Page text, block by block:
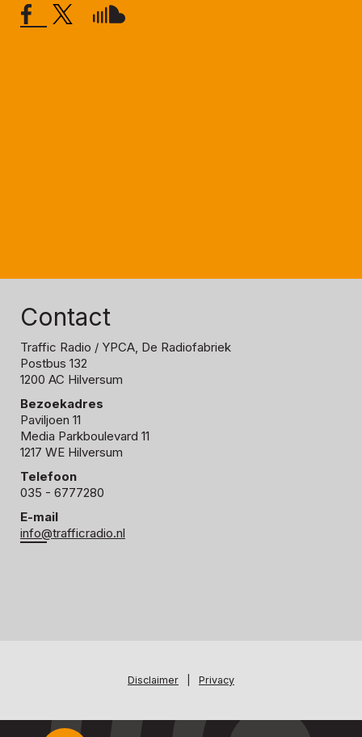
Contact
Traffic Radio / YPCA, De Radiofabriek
Postbus 132
1200 AC Hilversum
Bezoekadres
Paviljoen 11
Media Parkboulevard 11
1217 WE Hilversum
Telefoon
035 - 6777280
E-mail
info@trafficradio.nl
Disclaimer Privacy